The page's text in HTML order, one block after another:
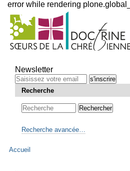
error while rendering
Outils
personnels
au
contenu.
Aller
Newsletter
Recherche
Recherche avancée…
Accueil